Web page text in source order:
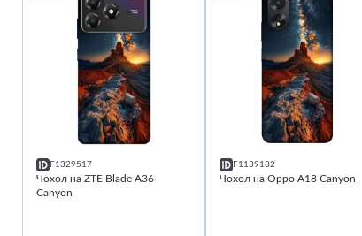
F1329517
Чохол на ZTE Blade A36
Canyon
F1139182
Чохол на Oppo A18 Canyon